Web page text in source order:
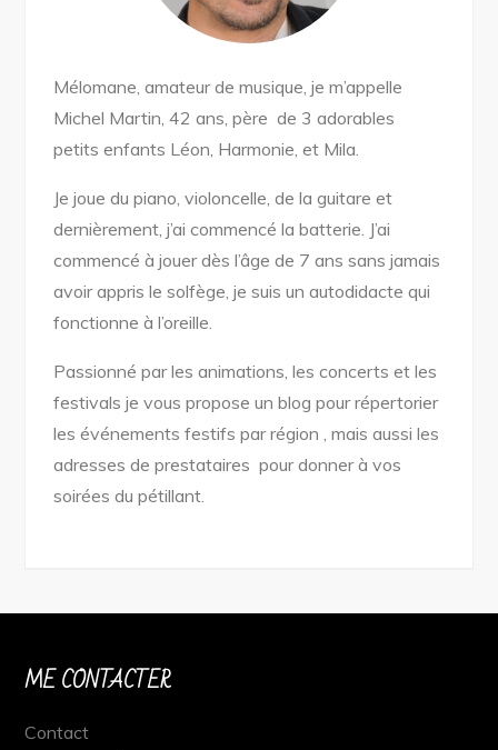
Mélomane, amateur de musique, je m’appelle
Michel Martin, 42 ans, père de 3 adorables
petits enfants Léon, Harmonie, et Mila.
Je joue du piano, violoncelle, de la guitare et
dernièrement, j’ai commencé la batterie. J’ai
commencé à jouer dès l’âge de 7 ans sans jamais
avoir appris le solfège, je suis un autodidacte qui
fonctionne à l’oreille.
Passionné par les animations, les concerts et les
festivals je vous propose un blog pour répertorier
les événements festifs par région , mais aussi les
adresses de prestataires pour donner à vos
soirées du pétillant.
ME CONTACTER
Contact